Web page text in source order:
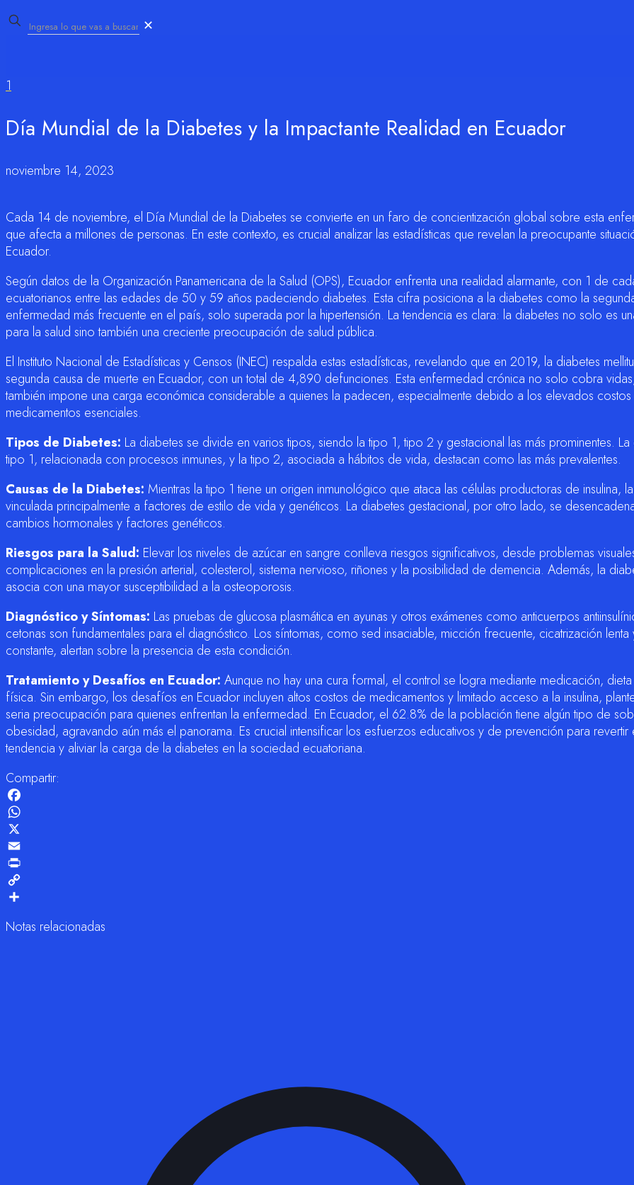
✕
1
Día Mundial de la Diabetes y la Impactante Realidad en Ecuador
noviembre 14, 2023
Cada 14 de noviembre, el Día Mundial de la Diabetes se convierte en un faro de concientización global sobre esta
que afecta a millones de personas. En este contexto, es crucial analizar las estadísticas que revelan la preocupante
Ecuador.
Según datos de la Organización Panamericana de la Salud (OPS), Ecuador enfrenta una realidad alarmante, con 1 de
ecuatorianos entre las edades de 50 y 59 años padeciendo diabetes. Esta cifra posiciona a la diabetes como la
enfermedad más frecuente en el país, solo superada por la hipertensión. La tendencia es clara: la diabetes no solo es
para la salud sino también una creciente preocupación de salud pública.
El Instituto Nacional de Estadísticas y Censos (INEC) respalda estas estadísticas, revelando que en 2019, la diabetes
segunda causa de muerte en Ecuador, con un total de 4,890 defunciones. Esta enfermedad crónica no solo cobra
también impone una carga económica considerable a quienes la padecen, especialmente debido a los elevados
medicamentos esenciales.
Tipos de Diabetes: La diabetes se divide en varios tipos, siendo la tipo 1, tipo 2 y gestacional las más prominentes. La
tipo 1, relacionada con procesos inmunes, y la tipo 2, asociada a hábitos de vida, destacan como las más prevalentes.
Causas de la Diabetes: Mientras la tipo 1 tiene un origen inmunológico que ataca las células productoras de insulina,
vinculada principalmente a factores de estilo de vida y genéticos. La diabetes gestacional, por otro lado, se
cambios hormonales y factores genéticos.
Riesgos para la Salud: Elevar los niveles de azúcar en sangre conlleva riesgos significativos, desde problemas
complicaciones en la presión arterial, colesterol, sistema nervioso, riñones y la posibilidad de demencia. Además, la
asocia con una mayor susceptibilidad a la osteoporosis.
Diagnóstico y Síntomas: Las pruebas de glucosa plasmática en ayunas y otros exámenes como anticuerpos
cetonas son fundamentales para el diagnóstico. Los síntomas, como sed insaciable, micción frecuente, cicatrización lenta
constante, alertan sobre la presencia de esta condición.
Tratamiento y Desafíos en Ecuador: Aunque no hay una cura formal, el control se logra mediante medicación,
física. Sin embargo, los desafíos en Ecuador incluyen altos costos de medicamentos y limitado acceso a la insulina,
seria preocupación para quienes enfrentan la enfermedad. En Ecuador, el 62.8% de la población tiene algún tipo de
obesidad, agravando aún más el panorama. Es crucial intensificar los esfuerzos educativos y de prevención para revertir
tendencia y aliviar la carga de la diabetes en la sociedad ecuatoriana.
Compartir:
Facebook
WhatsApp
X
Email
Print
Copy
Notas relacionadas